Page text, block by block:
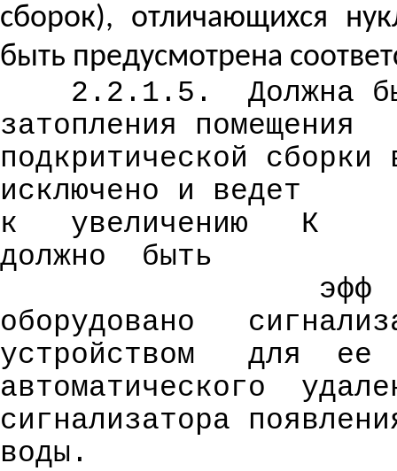
сборок), отличающихся
быть предусмотрена
2.2.1.5.
Должна
затопления помещения
подкритической
исключено и ведет
к
увеличению
К
должно
быть
эфф
оборудовано
устройством
для
ее
автоматического
сигнализатора
воды.